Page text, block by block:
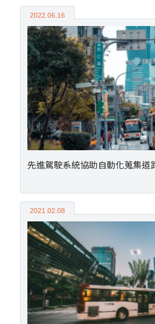
2022.06.16
先進駕駛系統協助自動化蒐集道
2021.02.08